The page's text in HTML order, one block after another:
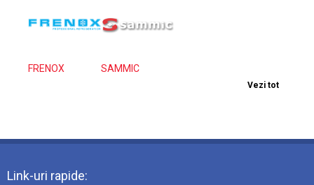
FRENOX SAMMIC
Vezi tot
Link-uri rapide: